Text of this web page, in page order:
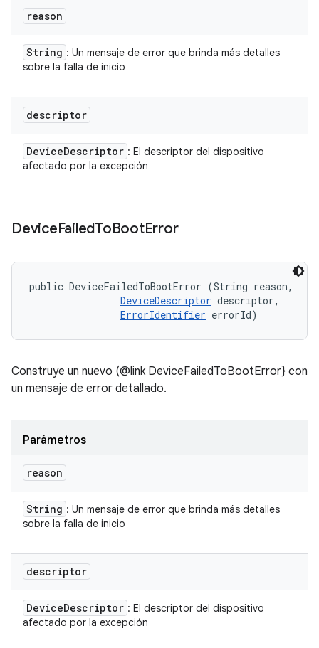
reason
String : Un mensaje de error que brinda más detalles
sobre la falla de inicio
descriptor
DeviceDescriptor : El descriptor del dispositivo
afectado por la excepción
DeviceFailedToBootError
public DeviceFailedToBootError (String reason,
DeviceDescriptor descriptor,
ErrorIdentifier errorId)
Construye un nuevo (@link DeviceFailedToBootError} con
un mensaje de error detallado.
Parámetros
reason
String : Un mensaje de error que brinda más detalles
sobre la falla de inicio
descriptor
DeviceDescriptor : El descriptor del dispositivo
afectado por la excepción